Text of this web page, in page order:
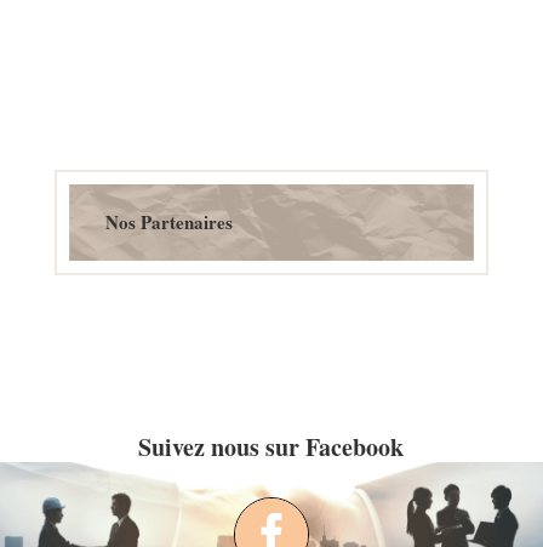
Nos Partenaires
Suivez nous sur Facebook